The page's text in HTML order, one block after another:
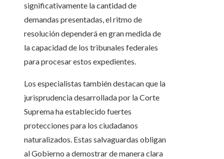
significativamente la cantidad de
demandas presentadas, el ritmo de
resolución dependerá en gran medida de
la capacidad de los tribunales federales
para procesar estos expedientes.
Los especialistas también destacan que la
jurisprudencia desarrollada por la Corte
Suprema ha establecido fuertes
protecciones para los ciudadanos
naturalizados. Estas salvaguardas obligan
al Gobierno a demostrar de manera clara